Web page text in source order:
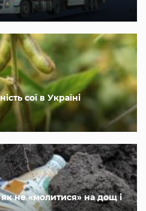
сої в Україні
не «молитися» на дощ і